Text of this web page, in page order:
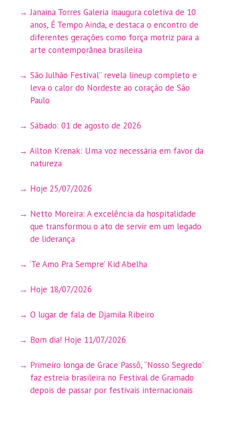
Janaina Torres Galeria inaugura coletiva de 10
anos, É Tempo Ainda, e destaca o encontro de
diferentes gerações como força motriz para a
arte contemporânea brasileira
São Julhão Festival” revela lineup completo e
leva o calor do Nordeste ao coração de São
Paulo
Sábado: 01 de agosto de 2026
Ailton Krenak: Uma voz necessária em favor da
natureza
Hoje 25/07/2026
Netto Moreira: A excelência da hospitalidade
que transformou o ato de servir em um legado
de liderança
‘Te Amo Pra Sempre’ Kid Abelha
Hoje 18/07/2026
O lugar de fala de Djamila Ribeiro
Bom dia! Hoje 11/07/2026
Primeiro longa de Grace Passô, “Nosso Segredo”
faz estreia brasileira no Festival de Gramado
depois de passar por festivais internacionais